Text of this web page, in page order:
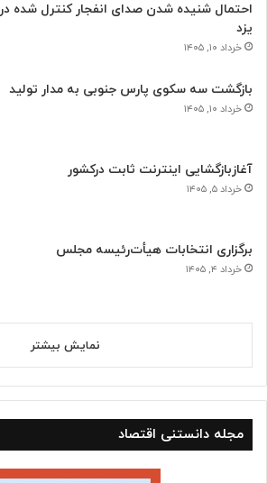
احتمال شنیده شدن صدای انفجار کنترل شده در
یزد
خرداد ۱۰, ۱۴۰۵
بازگشت سه سکوی پارس جنوبی به مدار تولید
خرداد ۱۰, ۱۴۰۵
آغازبازگشایی اینترنت ثابت درکشور
خرداد ۵, ۱۴۰۵
برگزاری انتخابات هیأت‌رئیسه مجلس
خرداد ۴, ۱۴۰۵
نمایش بیشتر
مجله دانستنی اقتصاد